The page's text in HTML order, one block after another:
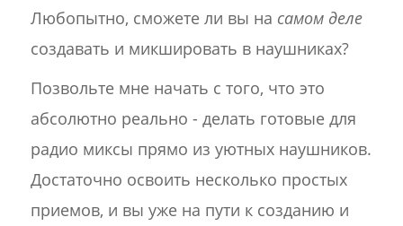
Любопытно, сможете ли вы на самом деле
создавать и микшировать в наушниках?
Позвольте мне начать с того, что это
абсолютно реально - делать готовые для
радио миксы прямо из уютных наушников.
Достаточно освоить несколько простых
приемов, и вы уже на пути к созданию и